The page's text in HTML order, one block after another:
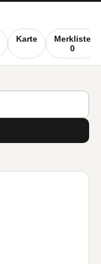
Karte
Merkliste
0